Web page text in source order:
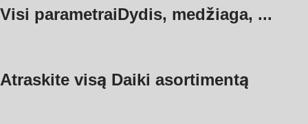
Visi parametraiDydis, medžiaga, ...
Atraskite visą Daiki asortimentą